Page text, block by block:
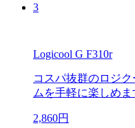
3
Logicool G F310r
コスパ抜群のロジ
ムを手軽に楽しめま
2,860円